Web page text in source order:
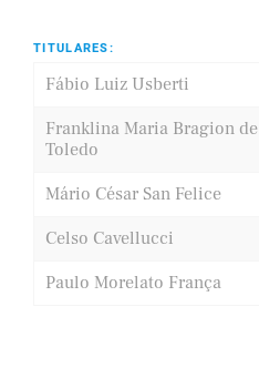
TITULARES:
Fábio Luiz Usberti
Franklina Maria Bragion de
Toledo
Mário César San Felice
Celso Cavellucci
Paulo Morelato França